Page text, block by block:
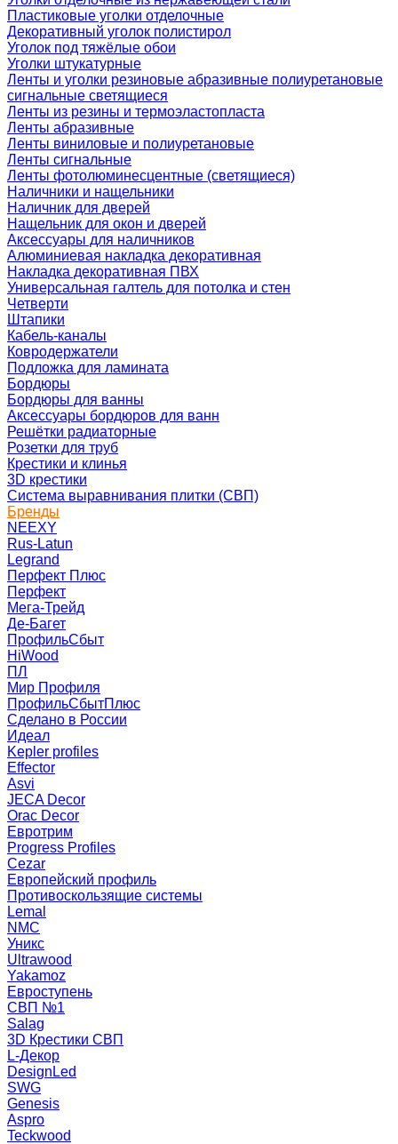
Пластиковые уголки отделочные
Декоративный уголок полистирол
Уголок под тяжёлые обои
Уголки штукатурные
Ленты и уголки резиновые абразивные полиуретановые
сигнальные светящиеся
Ленты из резины и термоэластопласта
Ленты абразивные
Ленты виниловые и полиуретановые
Ленты сигнальные
Ленты фотолюминесцентные (светящиеся)
Наличники и нащельники
Наличник для дверей
Нащельник для окон и дверей
Аксессуары для наличников
Алюминиевая накладка декоративная
Накладка декоративная ПВХ
Универсальная галтель для потолка и стен
Четверти
Штапики
Кабель-каналы
Ковродержатели
Подложка для ламината
Бордюры
Бордюры для ванны
Аксессуары бордюров для ванн
Решётки радиаторные
Розетки для труб
Крестики и клинья
3D крестики
Система выравнивания плитки (СВП)
Бренды
NEEXY
Rus-Latun
Legrand
Перфект Плюс
Перфект
Мега-Трейд
Де-Багет
ПрофильСбыт
HiWood
ПЛ
Мир Профиля
ПрофильСбытПлюс
Сделано в России
Идеал
Kepler profiles
Effector
Asvi
JECA Decor
Orac Decor
Евротрим
Progress Profiles
Cezar
Европейский профиль
Противоскользящие системы
Lemal
NMC
Уникс
Ultrawood
Yakamoz
Евроступень
СВП №1
Salag
3D Крестики СВП
L-Декор
DesignLed
SWG
Genesis
Aspro
Teckwood